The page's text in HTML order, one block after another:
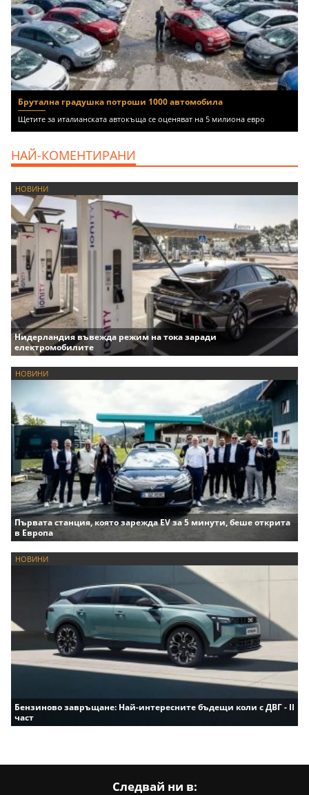
Брутална градушка потроши 1000 автомобила
Щетите за италианската автокъща се оценяват на 5 милиона евро
НАЙ-КОМЕНТИРАНИ
НОВИНИ
Нидерландия въвежда режим на тока заради
електромобилите
НОВИНИ
Първата станция, която зарежда EV за 5 минути, беше открита
в Европа
НОВИНИ
Бензиново завръщане: Най-интересните бъдещи коли с ДВГ - II
част
Следвай ни в: